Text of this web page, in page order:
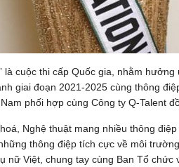
là cuộc thi cấp Quốc gia, nhằm
giai đoạn 2021-2025 cùng thông
phối hợp cùng Công ty Q-Talent
Nghệ thuật mang nhiều thông
thông điệp tích cực về môi
nữ Việt, chung tay cùng Ban Tổ chức